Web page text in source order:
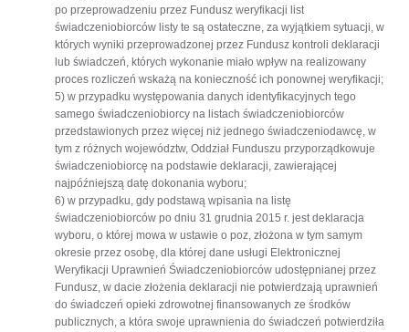
po przeprowadzeniu przez Fundusz weryfikacji list
świadczeniobiorców listy te są ostateczne, za wyjątkiem sytuacji, w
których wyniki przeprowadzonej przez Fundusz kontroli deklaracji
lub świadczeń, których wykonanie miało wpływ na realizowany
proces rozliczeń wskażą na konieczność ich ponownej weryfikacji;
5) w przypadku występowania danych identyfikacyjnych tego
samego świadczeniobiorcy na listach świadczeniobiorców
przedstawionych przez więcej niż jednego świadczeniodawcę, w
tym z różnych województw, Oddział Funduszu przyporządkowuje
świadczeniobiorcę na podstawie deklaracji, zawierającej
najpóźniejszą datę dokonania wyboru;
6) w przypadku, gdy podstawą wpisania na listę
świadczeniobiorców po dniu 31 grudnia 2015 r. jest deklaracja
wyboru, o której mowa w ustawie o poz, złożona w tym samym
okresie przez osobę, dla której dane usługi Elektronicznej
Weryfikacji Uprawnień Świadczeniobiorców udostępnianej przez
Fundusz, w dacie złożenia deklaracji nie potwierdzają uprawnień
do świadczeń opieki zdrowotnej finansowanych ze środków
publicznych, a która swoje uprawnienia do świadczeń potwierdziła